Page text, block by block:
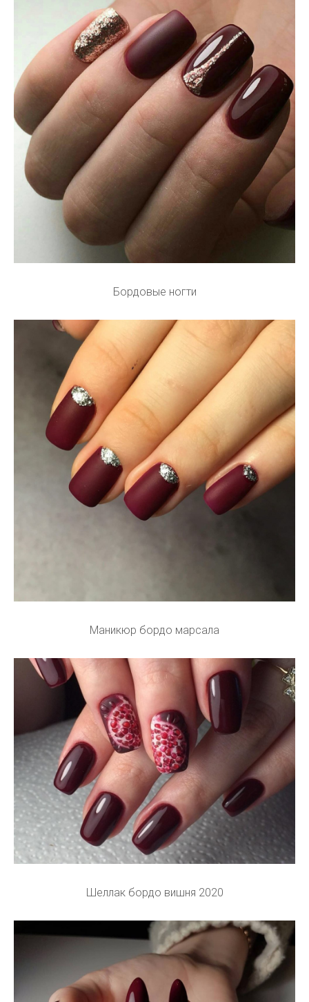
Бордовые ногти
Маникюр бордо марсала
Шеллак бордо вишня 2020